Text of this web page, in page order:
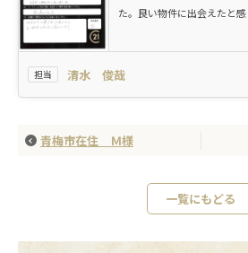
た。良い物件に出会えたと感
担当 清水 俊哉
青梅市在住 Ｍ様
一覧にもどる